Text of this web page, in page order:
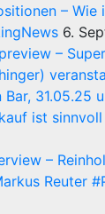
– Wie
6.
–
31.05.25
ist
–
Reuter